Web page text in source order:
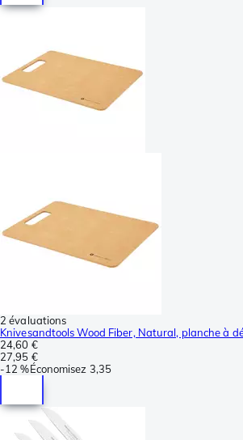
2 évaluations
Knivesandtools Wood Fiber, Natural, planche à
24,60 €
27,95 €
-12 %Économisez 3,35